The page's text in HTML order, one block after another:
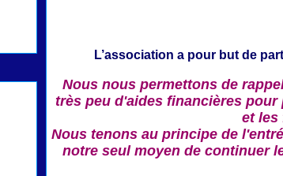
L’association a pour but de
Nous nous permettons de
très peu d'aides financières
et les
Nous tenons au principe de
notre seul moyen de continuer